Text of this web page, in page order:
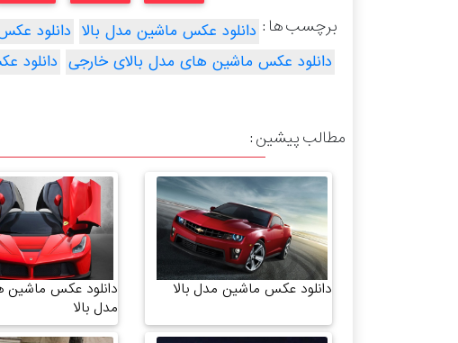
برچسب ها : دانلود عکس ماشین مدل بالا دانلود
دانلود عکس ماشین های مدل بالای خارجی دانلود
مطالب پیشین :
دانلود عکس ماشین مدل بالا
دانلود عکس
مدل بالا